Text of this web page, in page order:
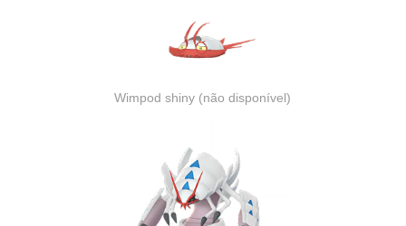
Wimpod shiny (não disponível)